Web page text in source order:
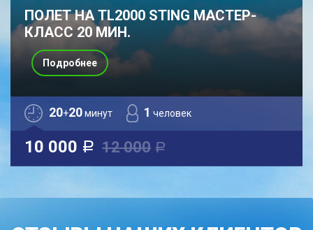
ПОЛЕТ НА TL2000 STING МАСТЕР-
КЛАСС 20 МИН.
20+20минут 1 человек
10 000 a 12 000 a
Подробнее